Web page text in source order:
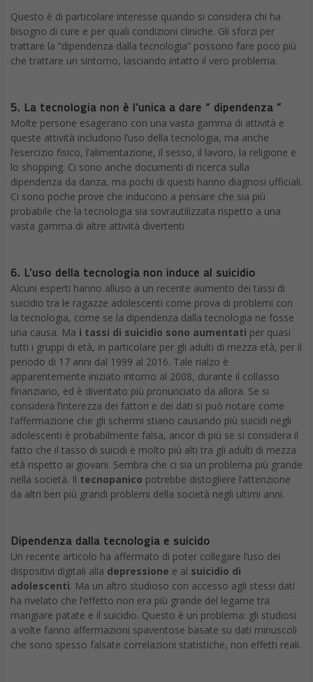
Questo è di particolare interesse quando si considera chi ha
bisogno di cure e per quali condizioni cliniche. Gli sforzi per
trattare la “dipendenza dalla tecnologia” possono fare poco più
che trattare un sintomo, lasciando intatto il vero problema.
5. La tecnologia non è l’unica a dare “ dipendenza ”
Molte persone esagerano con una vasta gamma di attività e
queste attività includono l’uso della tecnologia, ma anche
l’esercizio fisico, l’alimentazione, il sesso, il lavoro, la religione e
lo shopping. Ci sono anche documenti di ricerca sulla
dipendenza da danza, ma pochi di questi hanno diagnosi ufficiali.
Ci sono poche prove che inducono a pensare che sia più
probabile che la tecnologia sia sovrautilizzata rispetto a una
vasta gamma di altre attività divertenti.
6. L’uso della tecnologia non induce al suicidio
Alcuni esperti hanno alluso a un recente aumento dei tassi di
suicidio tra le ragazze adolescenti come prova di problemi con
la tecnologia, come se la dipendenza dalla tecnologia ne fosse
una causa. Ma i tassi di suicidio sono aumentati per quasi
tutti i gruppi di età, in particolare per gli adulti di mezza età, per il
periodo di 17 anni dal 1999 al 2016. Tale rialzo è
apparentemente iniziato intorno al 2008, durante il collasso
finanziario, ed è diventato più pronunciato da allora. Se si
considera l’interezza dei fattori e dei dati si può notare come
l’affermazione che gli schermi stiano causando più suicidi negli
adolescenti è probabilmente falsa, ancor di più se si considera il
fatto che il tasso di suicidi è molto più alti tra gli adulti di mezza
età rispetto ai giovani. Sembra che ci sia un problema più grande
nella società. Il tecnopanico potrebbe distogliere l’attenzione
da altri ben più grandi problemi della società negli ultimi anni.
Dipendenza dalla tecnologia e suicido
Un recente articolo ha affermato di poter collegare l’uso dei
dispositivi digitali alla depressione e al suicidio di
adolescenti. Ma un altro studioso con accesso agli stessi dati
ha rivelato che l’effetto non era più grande del legame tra
mangiare patate e il suicidio. Questo è un problema: gli studiosi
a volte fanno affermazioni spaventose basate su dati minuscoli
che sono spesso falsate correlazioni statistiche, non effetti reali.